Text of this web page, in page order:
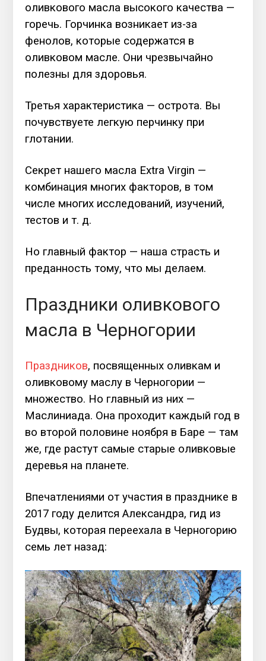
оливкового масла высокого качества —
горечь. Горчинка возникает из-за
фенолов, которые содержатся в
оливковом масле. Они чрезвычайно
полезны для здоровья.
Третья характеристика — острота. Вы
почувствуете легкую перчинку при
глотании.
Секрет нашего масла Extra Virgin —
комбинация многих факторов, в том
числе многих исследований, изучений,
тестов и т. д.
Но главный фактор — наша страсть и
преданность тому, что мы делаем.
Праздники оливкового
масла в Черногории
Праздников, посвященных оливкам и
оливковому маслу в Черногории —
множество. Но главный из них —
Маслиниада. Она проходит каждый год в
во второй половине ноября в Баре — там
же, где растут самые старые оливковые
деревья на планете.
Впечатлениями от участия в празднике в
2017 году делится Александра, гид из
Будвы, которая переехала в Черногорию
семь лет назад: